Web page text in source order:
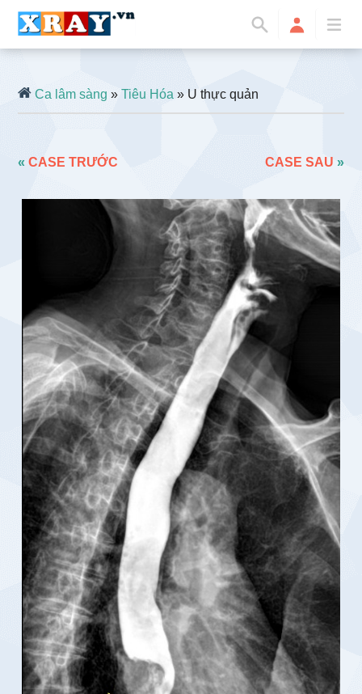
Ca lâm sàng »Tiêu Hóa » U thực quản
«CASE TRƯỚC CASE SAU »